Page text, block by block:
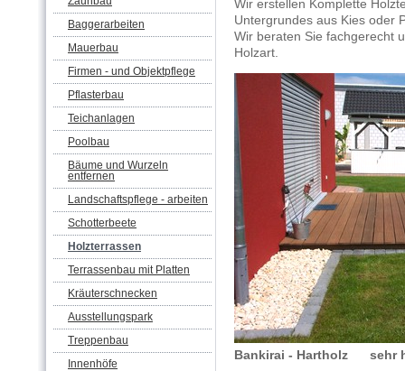
Baggerarbeiten
Mauerbau
Firmen - und Objektpflege
Pflasterbau
Teichanlagen
Poolbau
Bäume und Wurzeln
entfernen
Landschaftspflege - arbeiten
Schotterbeete
Holzterrassen
Terrassenbau mit Platten
Kräuterschnecken
Ausstellungspark
Treppenbau
Innenhöfe
Wir erstellen Komplette
Untergrundes aus Kies oder
Wir beraten Sie fachgerecht
Holzart.
Bankirai - Hartholz sehr